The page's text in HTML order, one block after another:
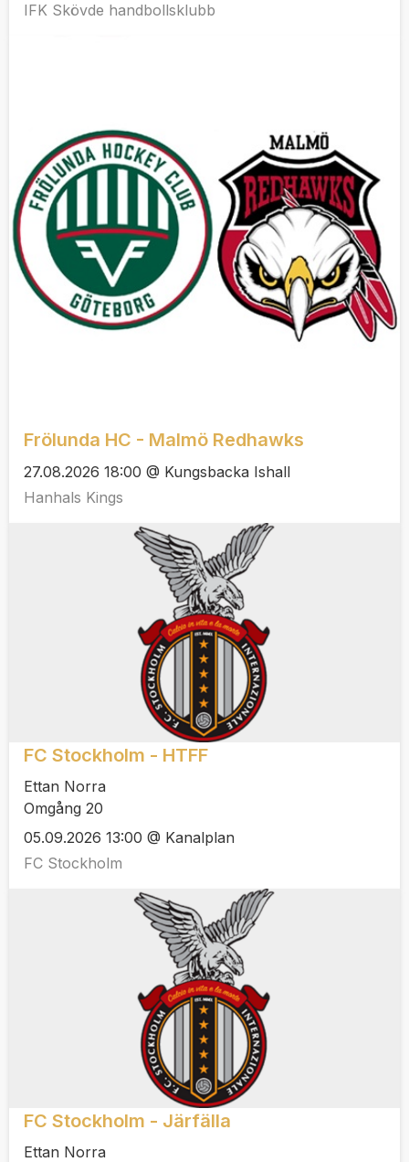
IFK Skövde handbollsklubb
Frölunda HC - Malmö Redhawks
27.08.2026 18:00 @ Kungsbacka Ishall
Hanhals Kings
FC Stockholm - HTFF
Ettan Norra
Omgång 20
05.09.2026 13:00 @ Kanalplan
FC Stockholm
FC Stockholm - Järfälla
Ettan Norra